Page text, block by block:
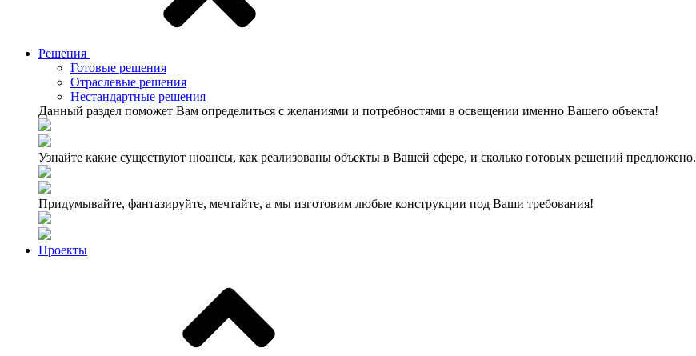
Решения
Готовые решения
Отраслевые решения
Нестандартные решения
Данный раздел поможет Вам определиться с желаниями и потребностями в освещении именно Вашего объекта!
Узнайте какие существуют нюансы, как реализованы объекты в Вашей сфере, и сколько готовых решений предложено.
Придумывайте, фантазируйте, мечтайте, а мы изготовим любые конструкции под Ваши требования!
Проекты